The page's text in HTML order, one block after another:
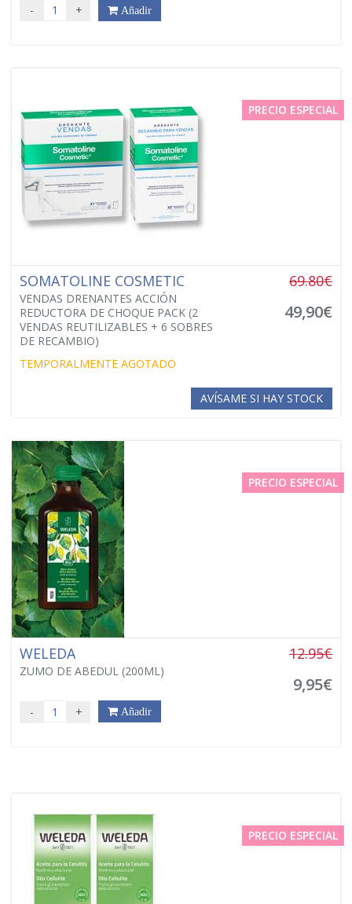
- + Añadir
PRECIO ESPECIAL
SOMATOLINE COSMETIC
VENDAS DRENANTES ACCIÓN
REDUCTORA DE CHOQUE PACK (2
VENDAS REUTILIZABLES + 6 SOBRES
DE RECAMBIO)
69.80€
49,90€
TEMPORALMENTE AGOTADO
AVÍSAME SI HAY STOCK
PRECIO ESPECIAL
WELEDA
ZUMO DE ABEDUL (200ML)
12.95€
9,95€
- + Añadir
PRECIO ESPECIAL